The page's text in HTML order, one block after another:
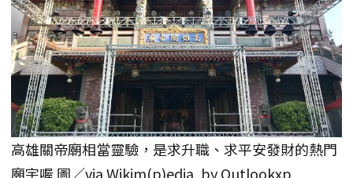
高雄關帝廟相當靈驗，是求升職、求平安發財的熱門
廟宇喔 圖／via Wikim(p)edia, by Outlookxp